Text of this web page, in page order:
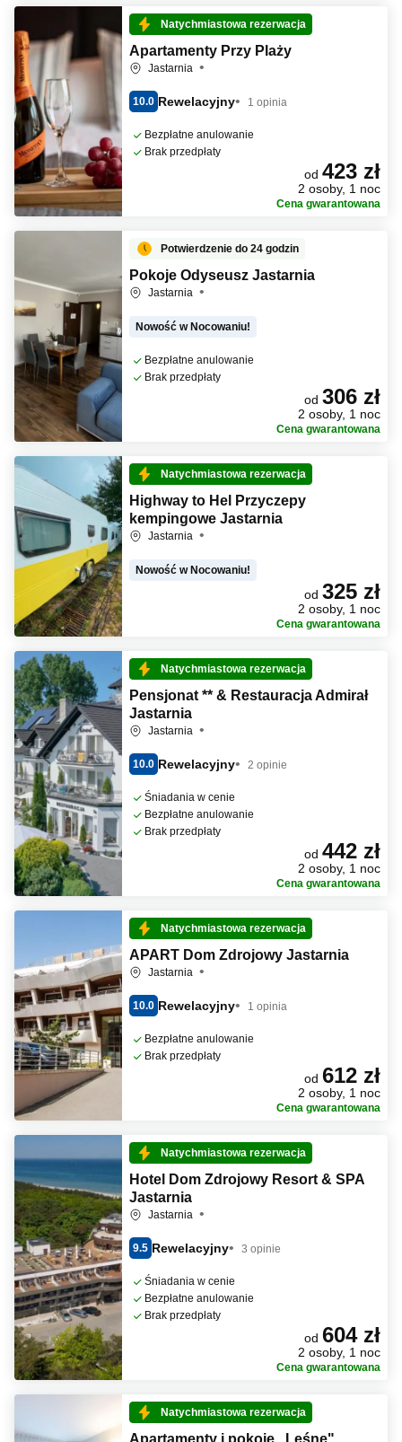
Natychmiastowa rezerwacja
Apartamenty Przy Plaży
Jastarnia
10.0 Rewelacyjny 1 opinia
Bezpłatne anulowanie
Brak przedpłaty
od 423 zł
2 osoby, 1 noc
Cena gwarantowana
Potwierdzenie do 24 godzin
Pokoje Odyseusz Jastarnia
Jastarnia
Nowość w Nocowaniu!
Bezpłatne anulowanie
Brak przedpłaty
od 306 zł
2 osoby, 1 noc
Cena gwarantowana
Natychmiastowa rezerwacja
Highway to Hel Przyczepy
kempingowe Jastarnia
Jastarnia
Nowość w Nocowaniu!
od 325 zł
2 osoby, 1 noc
Cena gwarantowana
Natychmiastowa rezerwacja
Pensjonat ** & Restauracja Admirał
Jastarnia
Jastarnia
10.0 Rewelacyjny 2 opinie
Śniadania w cenie
Bezpłatne anulowanie
Brak przedpłaty
od 442 zł
2 osoby, 1 noc
Cena gwarantowana
Natychmiastowa rezerwacja
APART Dom Zdrojowy Jastarnia
Jastarnia
10.0 Rewelacyjny 1 opinia
Bezpłatne anulowanie
Brak przedpłaty
od 612 zł
2 osoby, 1 noc
Cena gwarantowana
Natychmiastowa rezerwacja
Hotel Dom Zdrojowy Resort & SPA
Jastarnia
Jastarnia
9.5 Rewelacyjny 3 opinie
Śniadania w cenie
Bezpłatne anulowanie
Brak przedpłaty
od 604 zł
2 osoby, 1 noc
Cena gwarantowana
Natychmiastowa rezerwacja
Apartamenty i pokoje ,,Leśne"